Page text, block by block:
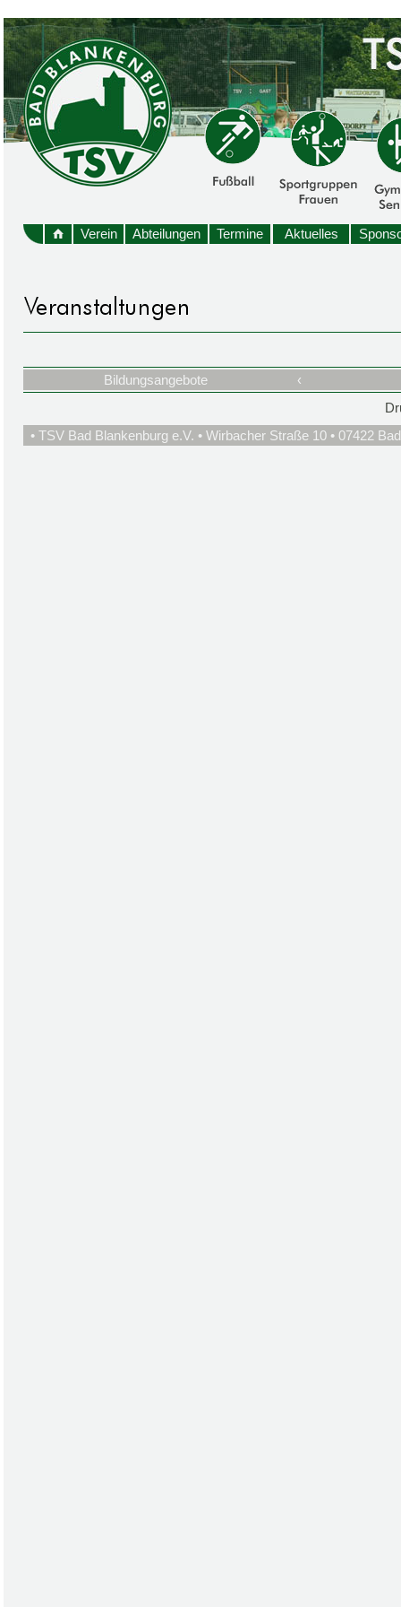
Verein Abteilungen Termine Aktuelles
Bildungsangebote
‹
• TSV Bad Blankenburg e.V. • Wirbacher Straße 10 • 07422